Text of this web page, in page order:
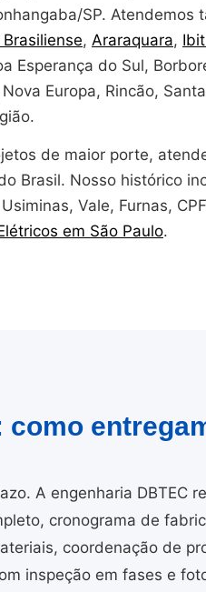
SP. Atendemos
, Araraquara,
Esperança do Sul,
Europa, Rincão,
de maior porte,
Brasil. Nosso histórico
Vale, Furnas,
em São Paulo.
A engenharia DBTEC
cronograma de
coordenação de
inspeção em fases e